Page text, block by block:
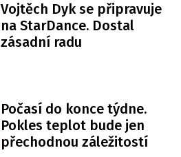
Vojtěch Dyk se připravuje
na StarDance. Dostal
zásadní radu
Počasí do konce týdne.
Pokles teplot bude jen
přechodnou záležitostí